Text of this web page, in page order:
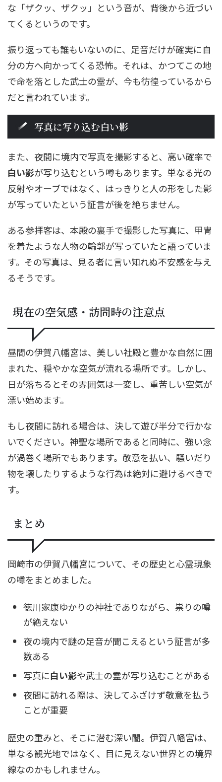
な「ザクッ、ザクッ」という音が、背後から近づい
てくるというのです。
振り返っても誰もいないのに、足音だけが確実に自
分の方へ向かってくる恐怖。それは、かつてこの地
で命を落とした武士の霊が、今も彷徨っているから
だと言われています。
写真に写り込む白い影
また、夜間に境内で写真を撮影すると、高い確率で
白い影が写り込むという噂もあります。単なる光の
反射やオーブではなく、はっきりと人の形をした影
が写っていたという証言が後を絶ちません。
ある参拝客は、本殿の裏手で撮影した写真に、甲冑
を着たような人物の輪郭が写っていたと語っていま
す。その写真は、見る者に言い知れぬ不安感を与え
るそうです。
現在の空気感・訪問時の注意点
昼間の伊賀八幡宮は、美しい社殿と豊かな自然に囲
まれた、穏やかな空気が流れる場所です。しかし、
日が落ちるとその雰囲気は一変し、重苦しい空気が
漂い始めます。
もし夜間に訪れる場合は、決して遊び半分で行かな
いでください。神聖な場所であると同時に、強い念
が渦巻く場所でもあります。敬意を払い、騒いだり
物を壊したりするような行為は絶対に避けるべきで
す。
まとめ
岡崎市の伊賀八幡宮について、その歴史と心霊現象
の噂をまとめました。
徳川家康ゆかりの神社でありながら、祟りの噂
が絶えない
夜の境内で謎の足音が聞こえるという証言が多
数ある
写真に白い影や武士の霊が写り込むことがある
夜間に訪れる際は、決してふざけず敬意を払う
ことが重要
歴史の重みと、そこに潜む深い闇。伊賀八幡宮は、
単なる観光地ではなく、目に見えない世界との境界
線なのかもしれません。